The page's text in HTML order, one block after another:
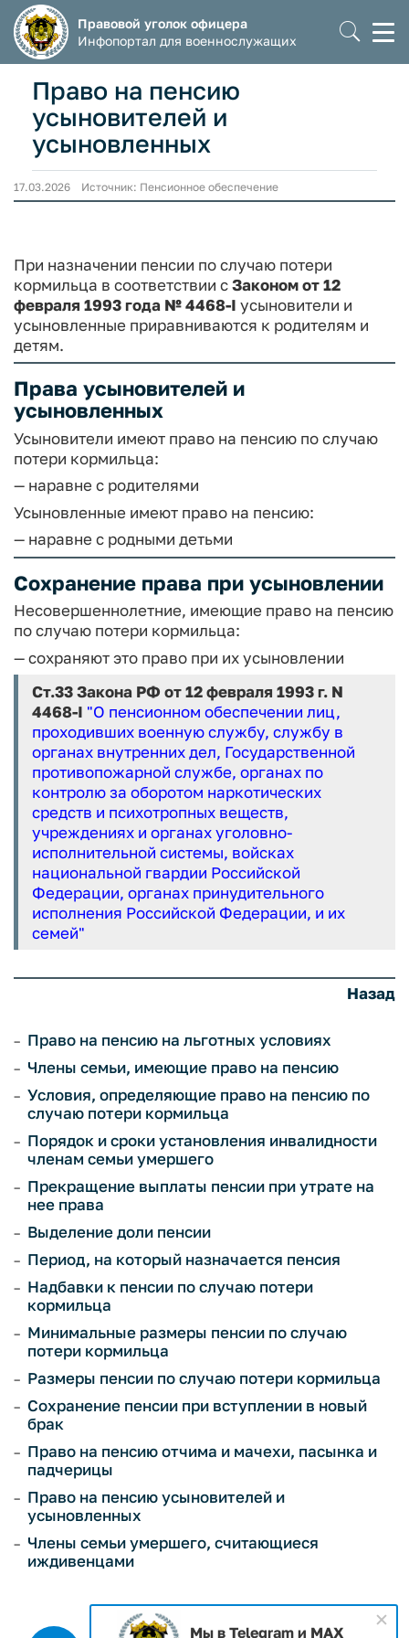
Правовой уголок офицера
Инфопортал для военнослужащих
Право на пенсию
усыновителей и
усыновленных
17.03.2026 Источник: Пенсионное обеспечение
При назначении пенсии по случаю потери
кормильца в соответствии сЗаконом от 12
февраля 1993 года № 4468-I усыновители и
усыновленные приравниваются к родителям и
детям.
Права усыновителей и
усыновленных
Усыновители имеют право на пенсию по случаю
потери кормильца:
— наравне с родителями
Усыновленные имеют право на пенсию:
— наравне с родными детьми
Сохранение права при усыновлении
Несовершеннолетние, имеющие право на пенсию
по случаю потери кормильца:
— сохраняют это право при их усыновлении
Ст.33 Закона РФ от 12 февраля 1993 г. N
4468-I "О пенсионном обеспечении лиц,
проходивших военную службу, службу в
органах внутренних дел, Государственной
противопожарной службе, органах по
контролю за оборотом наркотических
средств и психотропных веществ,
учреждениях и органах уголовно-
исполнительной системы, войсках
национальной гвардии Российской
Федерации, органах принудительного
исполнения Российской Федерации, и их
семей"
Назад
Право на пенсию на льготных условиях
Члены семьи, имеющие право на пенсию
Условия, определяющие право на пенсию по
случаю потери кормильца
Порядок и сроки установления инвалидности
членам семьи умершего
Прекращение выплаты пенсии при утрате на
нее права
Выделение доли пенсии
Период, на который назначается пенсия
Надбавки к пенсии по случаю потери
кормильца
Минимальные размеры пенсии по случаю
потери кормильца
Размеры пенсии по случаю потери кормильца
Сохранение пенсии при вступлении в новый
брак
Право на пенсию отчима и мачехи, пасынка и
падчерицы
Право на пенсию усыновителей и
усыновленных
Члены семьи умершего, считающиеся
иждивенцами
Мы в Telegram и MAX